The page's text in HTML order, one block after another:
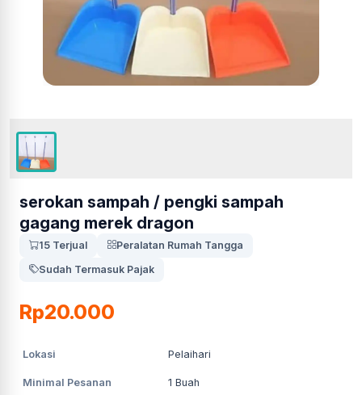
serokan sampah / pengki sampah
gagang merek dragon
15 Terjual
Peralatan Rumah Tangga
Sudah Termasuk Pajak
Rp20.000
Lokasi Pelaihari
Minimal Pesanan 1 Buah